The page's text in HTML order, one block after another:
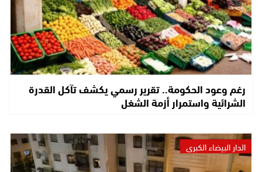
رغم وعود الحكومة.. تقرير رسمي يكشف تآكل القدرة
الشرائية واستمرار أزمة الشغل
الدار البيضاء الكبرى